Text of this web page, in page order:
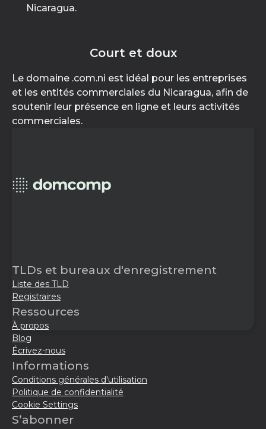
Nicaragua.
Court et doux
Le domaine .com.ni est idéal pour les entreprises
et les entités commerciales du Nicaragua, afin de
soutenir leur présence en ligne et leurs activités
commerciales.
TLDs et bureaux d'enregistrement
Liste des TLD
Registraires
Ressources
À propos
Blog
Écrivez-nous
Informations
Conditions générales d'utilisation
Politique de confidentialité
Cookie Settings
S’abonner